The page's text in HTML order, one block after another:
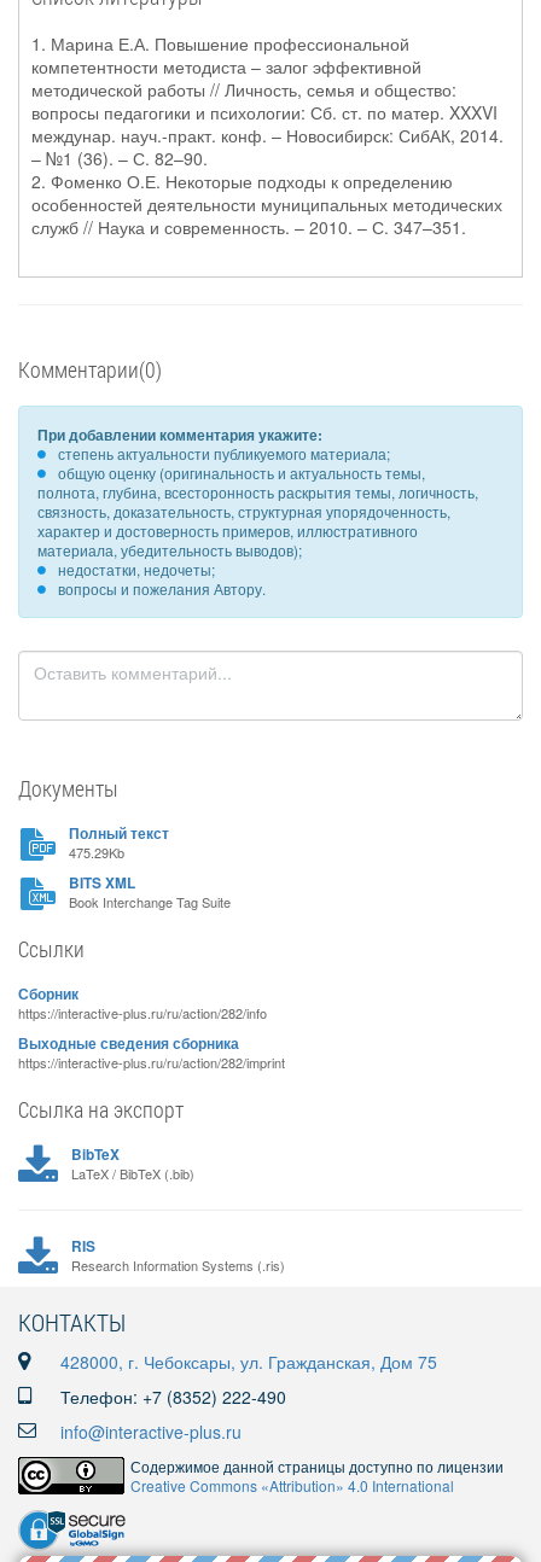
1. Марина Е.А. Повышение профессиональной
компетентности методиста – залог эффективной
методической работы // Личность, семья и общество:
вопросы педагогики и психологии: Сб. ст. по матер. XXXVI
междунар. науч.-практ. конф. – Новосибирск: СибАК, 2014.
– №1 (36). – С. 82–90.
2. Фоменко О.Е. Некоторые подходы к определению
особенностей деятельности муниципальных методических
служб // Наука и современность. – 2010. – С. 347–351.
Комментарии(0)
При добавлении комментария укажите:
степень актуальности публикуемого материала;
общую оценку (оригинальность и актуальность темы,
полнота, глубина, всесторонность раскрытия темы, логичность,
связность, доказательность, структурная упорядоченность,
характер и достоверность примеров, иллюстративного
материала, убедительность выводов);
недостатки, недочеты;
вопросы и пожелания Автору.
Документы
Полный текст
475.29Kb
BITS XML
Book Interchange Tag Suite
Ссылки
Сборник
https://interactive-plus.ru/ru/action/282/info
Выходные сведения сборника
https://interactive-plus.ru/ru/action/282/imprint
Ссылка на экспорт
BibTeX
LaTeX / BibTeX (.bib)
RIS
Research Information Systems (.ris)
КОНТАКТЫ
428000, г. Чебоксары, ул. Гражданская, Дом 75
Телефон: +7 (8352) 222-490
info@interactive-plus.ru
Содержимое данной страницы доступно по лицензии
Creative Commons «Attribution» 4.0 International